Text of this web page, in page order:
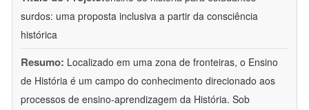
surdos: uma proposta inclusiva a partir da consciência
histórica
Resumo: Localizado em uma zona de fronteiras, o Ensino
de História é um campo do conhecimento direcionado aos
processos de ensino-aprendizagem da História. Sob